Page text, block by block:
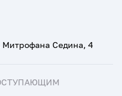
Митрофана Седина, 4